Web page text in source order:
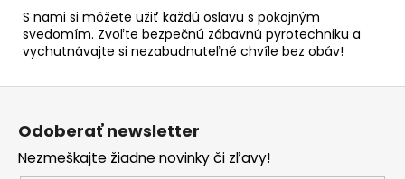
S nami si môžete užiť každú oslavu s pokojným
svedomím. Zvoľte bezpečnú zábavnú pyrotechniku a
vychutnávajte si nezabudnuteľné chvíle bez obáv!
Z
Odoberať newsletter
Nezmeškajte žiadne novinky či zľavy!